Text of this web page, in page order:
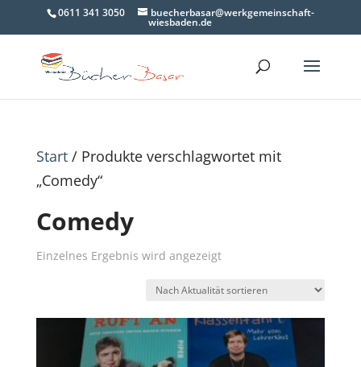
0611 341 3050 buecherbasar@werkgemeinschaft-
wiesbaden.de
Start/ Produkte verschlagwortet mit
„Comedy“
Comedy
Einzelnes Ergebnis wird angezeigt